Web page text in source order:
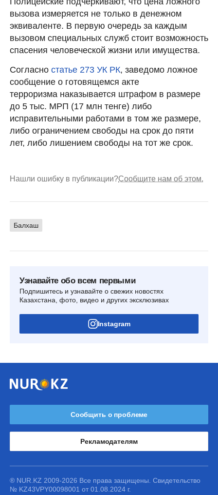
вызова измеряется не только в денежном
эквиваленте. В первую очередь за каждым
вызовом специальных служб стоит возможность
спасения человеческой жизни или имущества.
Согласно статье 273 УК РК, заведомо ложное
сообщение о готовящемся акте
терроризма наказывается штрафом в размере
до 5 тыс. МРП (17 млн тенге) либо
исправительными работами в том же размере,
либо ограничением свободы на срок до пяти
лет, либо лишением свободы на тот же срок.
Нашли ошибку в публикации?Сообщите нам об этом.
Балхаш
Узнавайте обо всем первыми
Подпишитесь и узнавайте о свежих новостях
Казахстана, фото, видео и других эксклюзивах
Instagram
Сообщить о проблеме
Рекламодателям
® NUR.KZ 2009-2026 Все права защищены. Свидетельство
№ KZ43VPY00098001 от 01.08.2024 г.